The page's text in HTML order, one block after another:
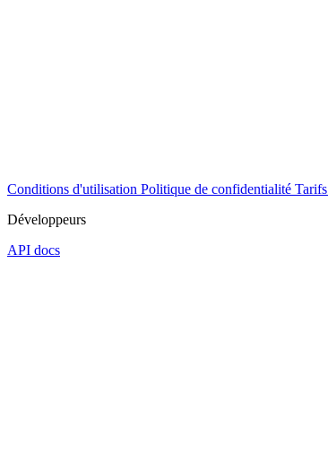
Conditions d'utilisation Politique de confidentialité Tarifs
Développeurs
API docs